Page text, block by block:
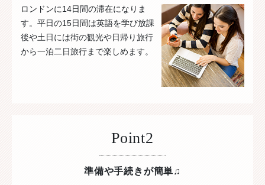
ロンドンに14日間の滞在になりま
す。平日の15日間は英語を学び放課
後や土日には街の観光や日帰り旅行
から一泊二日旅行まで楽しめます。
Point2
準備や手続きが簡単♫